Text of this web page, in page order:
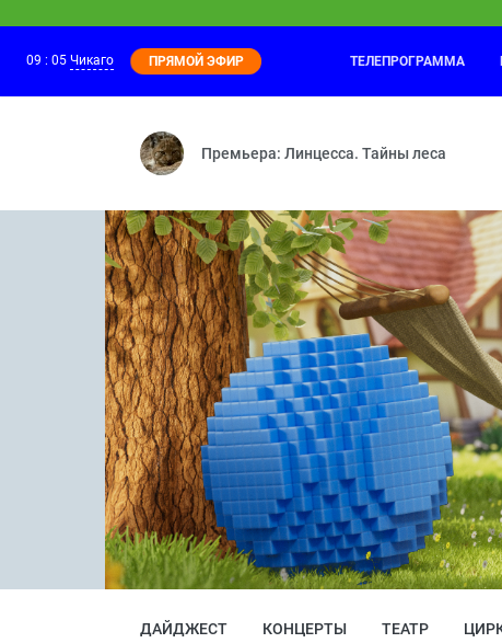
08:20
КОШЕЧКИ-СОБАЧКИ
Эх, Мия-Мия — Новичок — Английский
09 : 05 Чикаго ПРЯМОЙ ЭФИР ТЕЛЕПРОГРАММА
Премьера: Линцесса. Тайны леса
ДАЙДЖЕСТ КОНЦЕРТЫ ТЕАТР